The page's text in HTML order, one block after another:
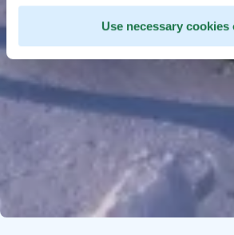
Use necessary cookies